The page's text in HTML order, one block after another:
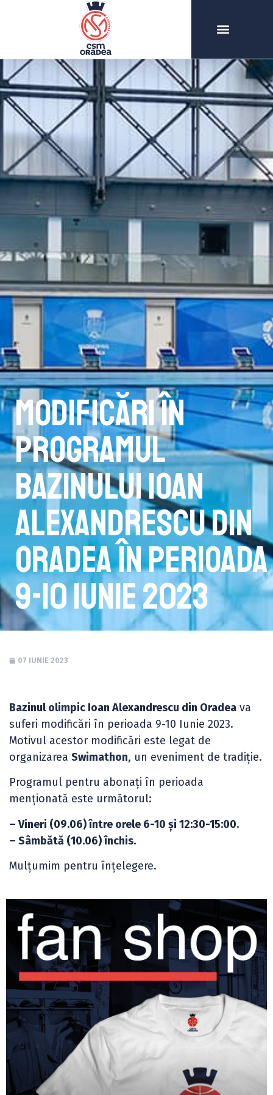
Modificări în
programul
bazinului Ioan
Alexandrescu din
Oradea în perioada
9-10 Iunie 2023
07 IUNIE 2023
Bazinul olimpic Ioan Alexandrescu din Oradea va
suferi modificări în perioada 9-10 Iunie 2023.
Motivul acestor modificări este legat de
organizarea Swimathon, un eveniment de tradiție.
Programul pentru abonați în perioada
menționată este următorul:
– Vineri (09.06) între orele 6-10 și 12:30-15:00.
– Sâmbătă (10.06) închis.
Mulțumim pentru înțelegere.